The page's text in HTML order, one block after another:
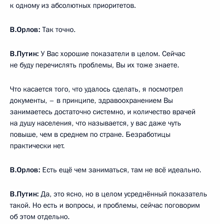
к одному из абсолютных приоритетов.
В.Орлов: Так точно.
В.Путин: У Вас хорошие показатели в целом. Сейчас
не буду перечислять проблемы, Вы их тоже знаете.
Что касается того, что удалось сделать, я посмотрел
документы, – в принципе, здравоохранением Вы
занимаетесь достаточно системно, и количество врачей
на душу населения, что называется, у вас даже чуть
повыше, чем в среднем по стране. Безработицы
практически нет.
В.Орлов: Есть ещё чем заниматься, там не всё идеально.
В.Путин: Да, это ясно, но в целом усреднённый показатель
такой. Но есть и вопросы, и проблемы, сейчас поговорим
об этом отдельно.